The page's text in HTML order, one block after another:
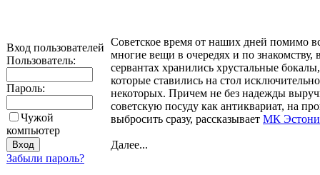
Вход пользователей
Пользователь:
Пароль:
Чужой
компьютер
Забыли пароль?
Советское время от наших дней помимо
многие вещи в очередях и по
сервантах хранились хрустальные
которые ставились на стол
некоторых. Причем не без надежды
советскую посуду как антиквариат, на
выбросить сразу, рассказывает МК
Далее...